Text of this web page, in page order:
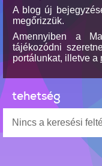
A blog új
megőrizzük.
Amennyiben a
tájékozódni
portálunkat, illetve a
tehetség
Nincs a keresési